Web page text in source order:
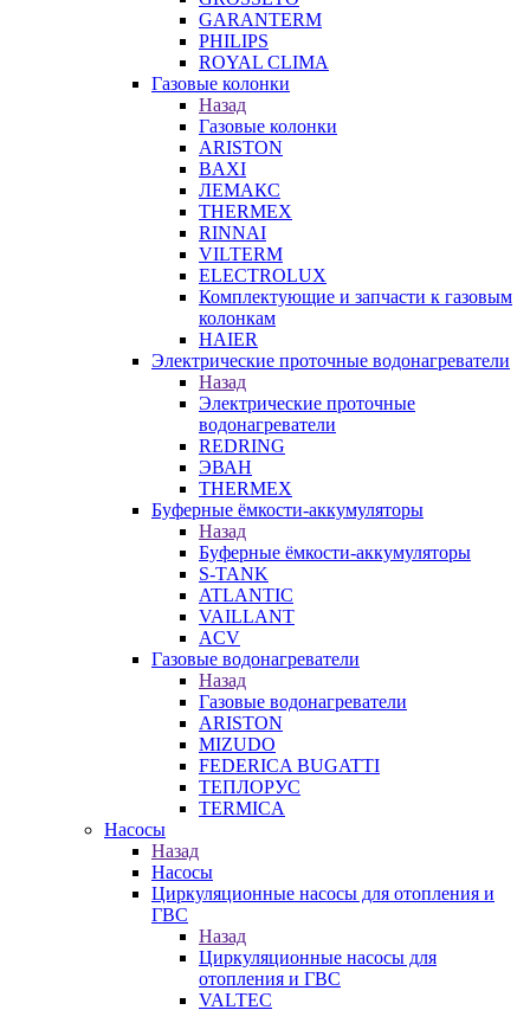
GARANTERM
PHILIPS
ROYAL CLIMA
Газовые колонки
Назад
Газовые колонки
ARISTON
BAXI
ЛЕМАКС
THERMEX
RINNAI
VILTERM
ELECTROLUX
Комплектующие и запчасти к газовым
колонкам
HAIER
Электрические проточные водонагреватели
Назад
Электрические проточные
водонагреватели
REDRING
ЭВАН
THERMEX
Буферные ёмкости-аккумуляторы
Назад
Буферные ёмкости-аккумуляторы
S-TANK
ATLANTIC
VAILLANT
ACV
Газовые водонагреватели
Назад
Газовые водонагреватели
ARISTON
MIZUDO
FEDERICA BUGATTI
ТЕПЛОРУС
TERMICA
Насосы
Назад
Насосы
Циркуляционные насосы для отопления и
ГВС
Назад
Циркуляционные насосы для
отопления и ГВС
VALTEC